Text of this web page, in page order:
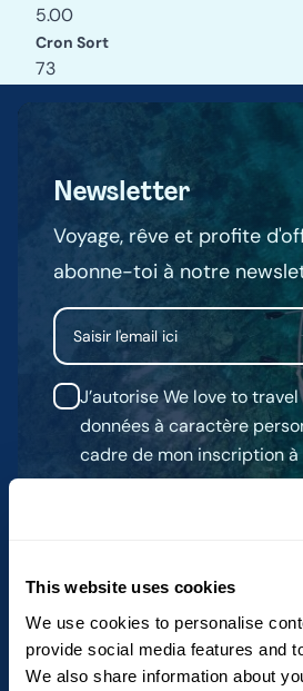
This website uses cookies
We use cookies to personalise
provide social media features and
We also share information about
5.00
Cron Sort
73
Newsletter
Voyage, rêve et profite
abonne-toi à notre
Email
J’autorise We love to
données à caractère
cadre de mon inscription